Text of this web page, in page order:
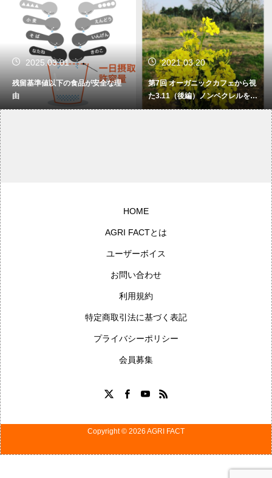
2025.03.01
残留基準値以下の食品が安全な理
由
2021.03.20
第7回 オーガニックカフェから視
た3.11（後編）ノンベクレルを求
めて【分断をこえてゆけ 有機と
HOME
AGRI FACTとは
ユーザーボイス
お問い合わせ
利用規約
特定商取引法に基づく表記
プライバシーポリシー
会員募集
Copyright © 2026 AGRI FACT